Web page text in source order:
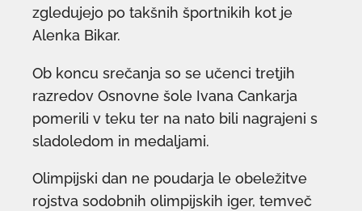
zgledujejo po takšnih športnikih kot je
Alenka Bikar.
Ob koncu srečanja so se učenci tretjih
razredov Osnovne šole Ivana Cankarja
pomerili v teku ter na nato bili nagrajeni s
sladoledom in medaljami.
Olimpijski dan ne poudarja le obeležitve
rojstva sodobnih olimpijskih iger, temveč